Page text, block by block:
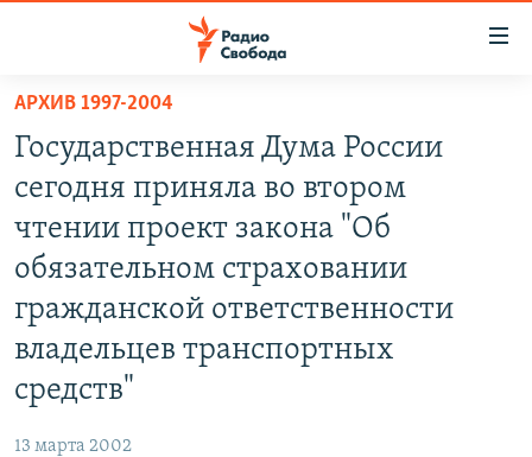
упрощенного
доступа
основному
содержанию
главной
навигации
Вернутся
ПОДКАСТЫ
АВТОРСКИЕ ПРОЕКТЫ
ЦИТАТЫ СВОБОДЫ
МНЕНИЯ
КУЛЬТУРА
IDEL.РЕАЛИИ
АРХИВ 1997-2004
Государственная Дума России
сегодня приняла во втором
чтении проект закона "Об
обязательном страховании
гражданской ответственности
владельцев транспортных
средств"
13 марта 2002